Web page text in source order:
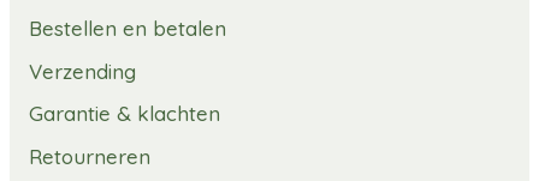
Bestellen en betalen
Verzending
Garantie & klachten
Retourneren